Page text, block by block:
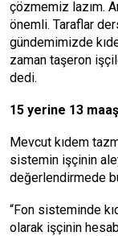
çözmemiz lazım.
önemli. Taraflar
gündemimizde
zaman taşeron
dedi.
15 yerine 13
Mevcut kıdem
sistemin işçinin
değerlendirmede
“Fon sisteminde
olarak işçinin